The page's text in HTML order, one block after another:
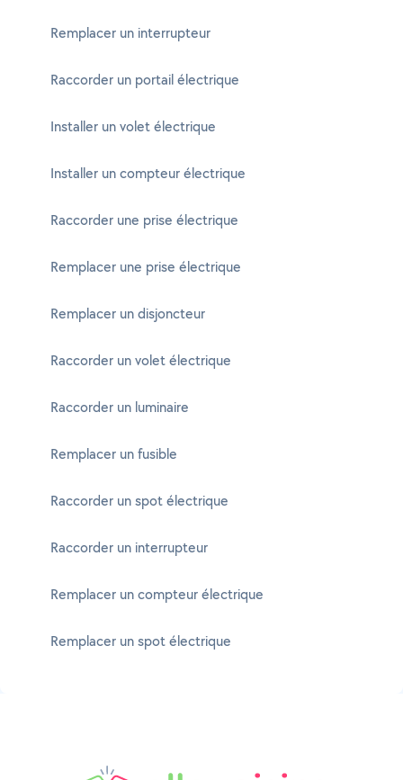
Remplacer un interrupteur
Raccorder un portail électrique
Installer un volet électrique
Installer un compteur électrique
Raccorder une prise électrique
Remplacer une prise électrique
Remplacer un disjoncteur
Raccorder un volet électrique
Raccorder un luminaire
Remplacer un fusible
Raccorder un spot électrique
Raccorder un interrupteur
Remplacer un compteur électrique
Remplacer un spot électrique